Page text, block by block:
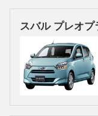
スバル プレオプ